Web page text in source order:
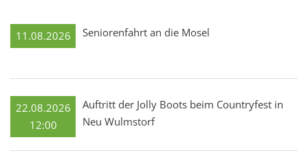
11.08.2026 Seniorenfahrt an die Mosel
22.08.2026
12:00
Auftritt der Jolly Boots beim Countryfest in
Neu Wulmstorf